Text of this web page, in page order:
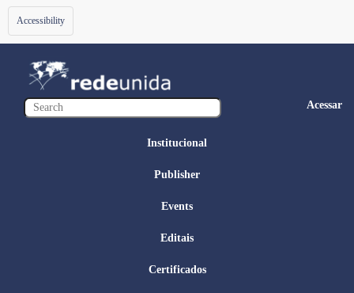
Toggle
navigation
Accessibility
Acessar
Institucional
Publisher
Events
Editais
Certificados